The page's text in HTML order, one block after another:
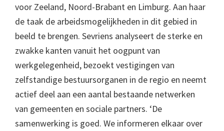
voor Zeeland, Noord-Brabant en Limburg. Aan haar
de taak de arbeidsmogelijkheden in dit gebied in
beeld te brengen. Sevriens analyseert de sterke en
zwakke kanten vanuit het oogpunt van
werkgelegenheid, bezoekt vestigingen van
zelfstandige bestuursorganen in de regio en neemt
actief deel aan een aantal bestaande netwerken
van gemeenten en sociale partners. ‘De
samenwerking is goed. We informeren elkaar over